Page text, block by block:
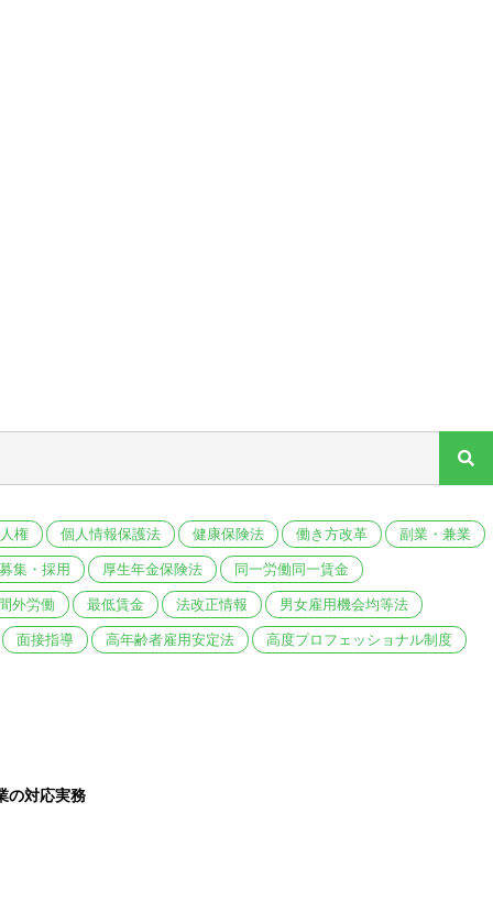
人権 個人情報保護法 健康保険法 働き方改革 副業・兼業
募集・採用 厚生年金保険法 同一労働同一賃金
外労働 最低賃金 法改正情報 男女雇用機会均等法
面接指導 高年齢者雇用安定法 高度プロフェッショナル制度
の対応実務